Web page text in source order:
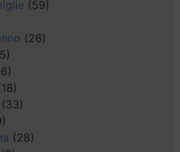
(59)
(26)
(33)
(28)